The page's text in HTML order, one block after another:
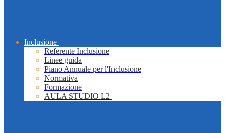
Inclusione
Referente Inclusione
Linee guida
Piano Annuale per l'Inclusione
Normativa
Formazione
AULA STUDIO L2